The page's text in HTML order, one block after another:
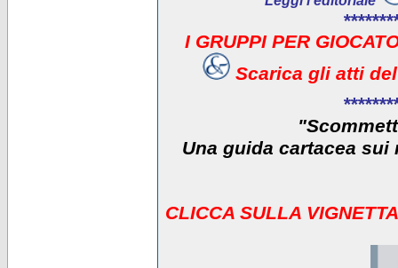
I GRUPPI PER
Scarica gli atti
Una guida cartacea
CLICCA SULLA